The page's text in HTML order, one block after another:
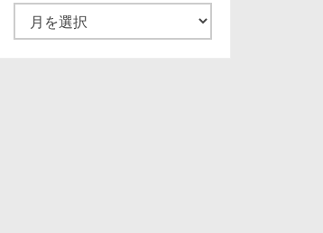
ー